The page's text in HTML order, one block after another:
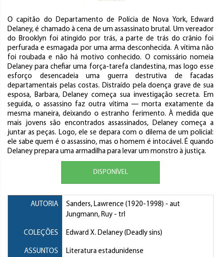
O capitão do Departamento de Polícia de Nova York, Edward
Delaney, é chamado à cena de um assassinato brutal. Um vereador
do Brooklyn foi atingido por trás, a parte de trás do crânio foi
perfurada e esmagada por uma arma desconhecida. A vítima não
foi roubada e não há motivo conhecido. O comissário nomeia
Delaney para chefiar uma força-tarefa clandestina, mas logo esse
esforço desencadeia uma guerra destrutiva de facadas
departamentais pelas costas. Distraído pela doença grave de sua
esposa, Barbara, Delaney começa sua investigação secreta. Em
seguida, o assassino faz outra vítima — morta exatamente da
mesma maneira, deixando o estranho ferimento. À medida que
mais jovens são encontrados assassinados, Delaney começa a
juntar as peças. Logo, ele se depara com o dilema de um policial:
ele sabe quem é o assassino, mas o homem é intocável. É quando
Delaney prepara uma armadilha para levar um monstro à justiça.
DISPONÍVEL
AUTORIA Sanders, Lawrence (1920-1998) - aut
Jungmann, Ruy - trl
COLEÇÕES Edward X. Delaney (Deadly sins)
ASSUNTOS
Literatura estadunidense